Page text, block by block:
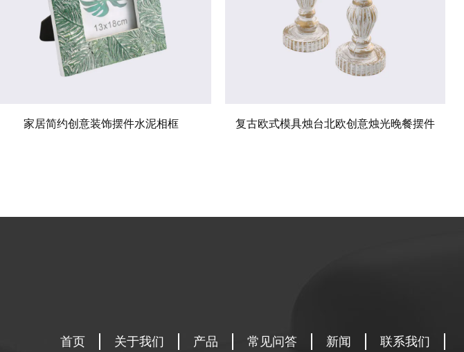
家居简约创意装饰摆件水泥相框 复古欧式模具烛台北欧创意烛光晚餐摆件
首页 关于我们 产品 常见问答 新闻 联系我们